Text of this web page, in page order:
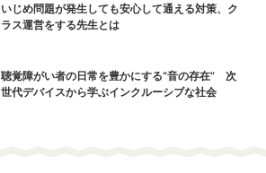
いじめ問題が発生しても安心して通える対策、ク
ラス運営をする先生とは
聴覚障がい者の日常を豊かにする“音の存在” 次
世代デバイスから学ぶインクルーシブな社会